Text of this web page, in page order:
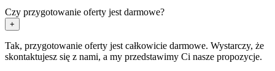
Czy przygotowanie oferty jest darmowe?
+
Tak, przygotowanie oferty jest całkowicie darmowe. Wystarczy, że
skontaktujesz się z nami, a my przedstawimy Ci nasze propozycje.